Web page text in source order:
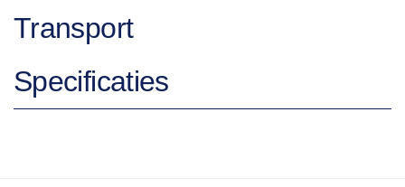
Transport
Specificaties